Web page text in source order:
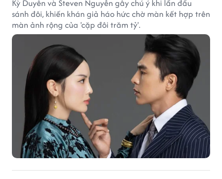
Kỳ Duyên và Steven Nguyễn gây chú ý khi lần đầu
sánh đôi, khiến khán giả háo hức chờ màn kết hợp trên
màn ảnh rộng của 'cặp đôi trăm tỷ'.